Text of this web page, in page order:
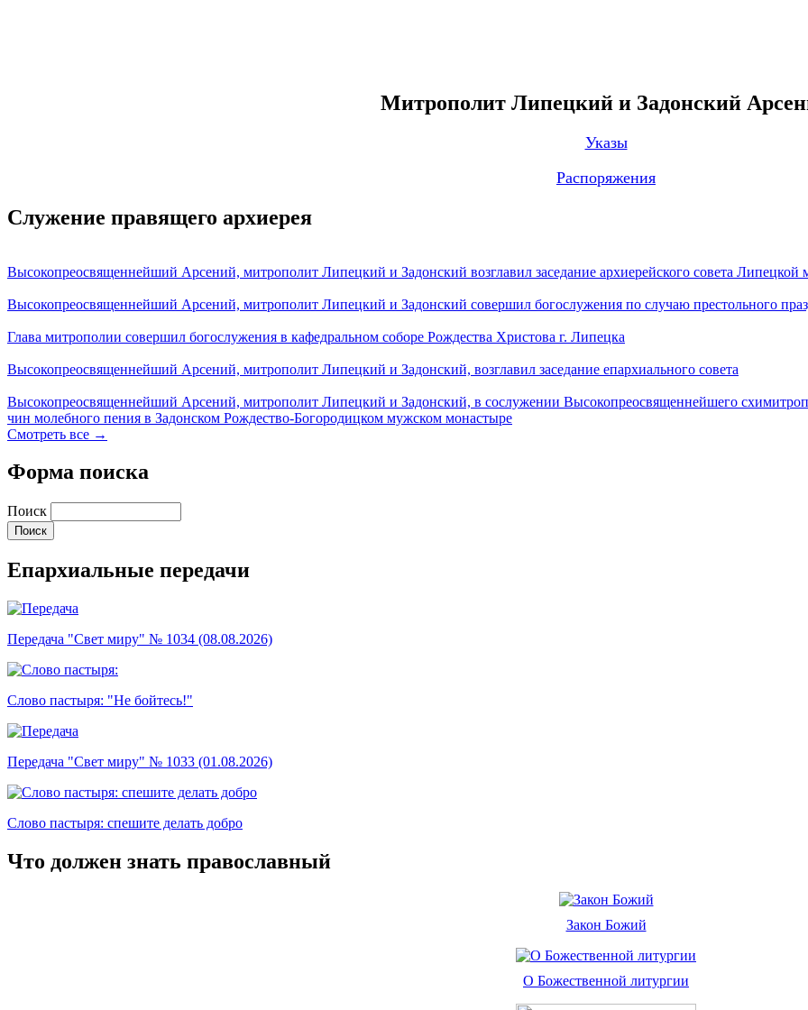
Митрополит Липецкий и Задонский
Указы
Распоряжения
Служение правящего архиерея
Высокопреосвященнейший Арсений, митрополит Липецкий и Задонский возглавил заседание архиерейского совета Липецкой
Высокопреосвященнейший Арсений, митрополит Липецкий и Задонский совершил богослужения по случаю престольного
Глава митрополии совершил богослужения в кафедральном соборе Рождества Христова г. Липецка
Высокопреосвященнейший Арсений, митрополит Липецкий и Задонский, возглавил заседание епархиального совета
Высокопреосвященнейший Арсений, митрополит Липецкий и Задонский, в сослужении Высокопреосвященнейшего
чин молебного пения в Задонском Рождество-Богородицком мужском монастыре
Смотреть все →
Форма поиска
Поиск
Епархиальные передачи
Передача "Свет миру" № 1034 (08.08.2026)
Слово пастыря: "Не бойтесь!"
Передача "Свет миру" № 1033 (01.08.2026)
Слово пастыря: спешите делать добро
Что должен знать православный
Закон Божий
О Божественной литургии